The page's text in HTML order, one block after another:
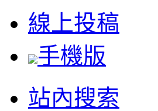
線上投稿
手機版
站內搜索